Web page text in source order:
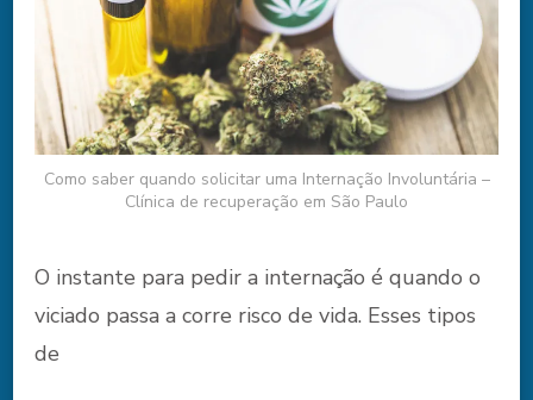
Como saber quando solicitar uma Internação Involuntária –
Clínica de recuperação em São Paulo
O instante para pedir a internação é quando o
viciado passa a corre risco de vida. Esses tipos
de